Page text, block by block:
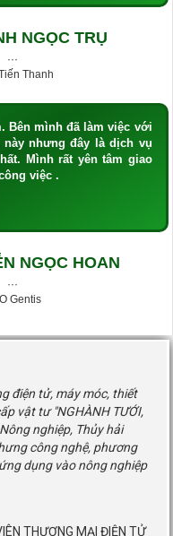
NGỌC TRỤ
···
Thanh
Bên mình đã làm việc với
nhưng đây là dịch vụ
Mình rất yên tâm giao
việc .
NGỌC HOAN
···
Gentis
điện tử, máy móc, thiết
vật tư "NGHÀNH TƯỚI,
nghiệp, Thủy hải
công nghệ, phương
dụng vào nông nghiệp
THƯƠNG MẠI ĐIỆN TỬ